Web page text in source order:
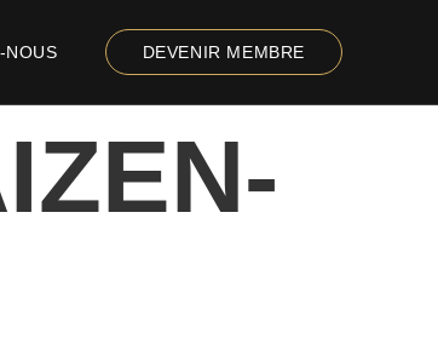
NOUS DEVENIR MEMBRE